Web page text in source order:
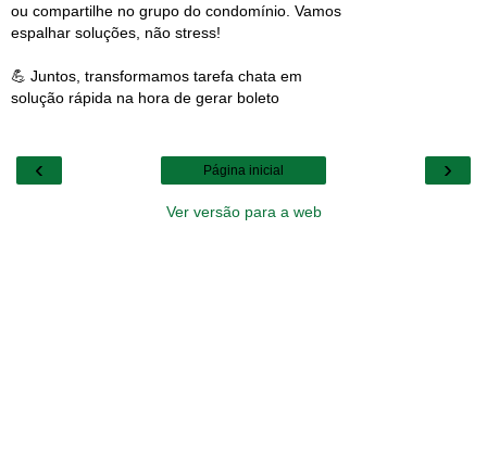
ou compartilhe no grupo do condomínio. Vamos
espalhar soluções, não stress!
💪 Juntos, transformamos tarefa chata em
solução rápida na hora de gerar boleto
‹ ›
Página inicial
Ver versão para a web